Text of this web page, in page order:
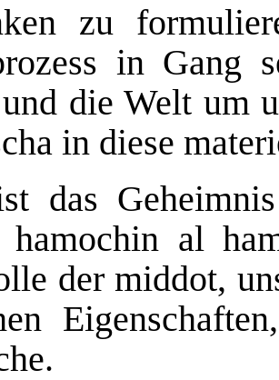
zu
in Gang
die Welt um
in diese
das
hamochin al
der middot,